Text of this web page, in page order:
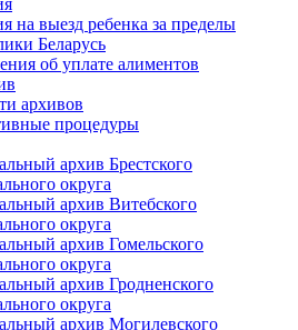
на выезд ребенка за пределы
Беларусь
об уплате алиментов
архивов
процедуры
архив Брестского
округа
архив Витебского
округа
архив Гомельского
округа
архив Гродненского
округа
архив Могилевского